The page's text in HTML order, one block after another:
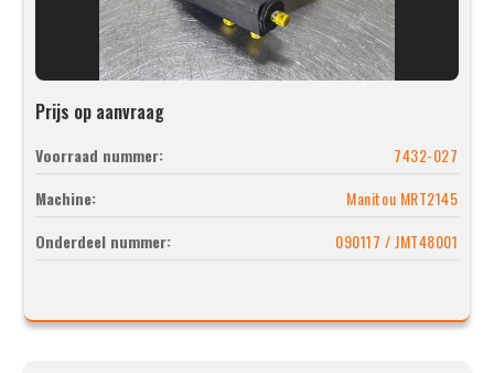
Prijs op aanvraag
Voorraad nummer:
7432-027
Machine:
Manitou MRT2145
Onderdeel nummer:
090117 / JMT48001